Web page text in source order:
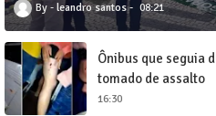
leandro santos 08:21
Ônibus que seguia
tomado de assalto
16:30